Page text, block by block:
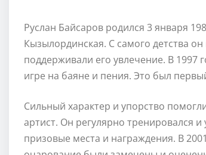
Руслан Байсаров родился 3 января
Кызылординская. С самого детства
поддерживали его увлечение. В 1997
игре на баяне и пения. Это был
Сильный характер и упорство
артист. Он регулярно тренировался
призовые места и награждения. В